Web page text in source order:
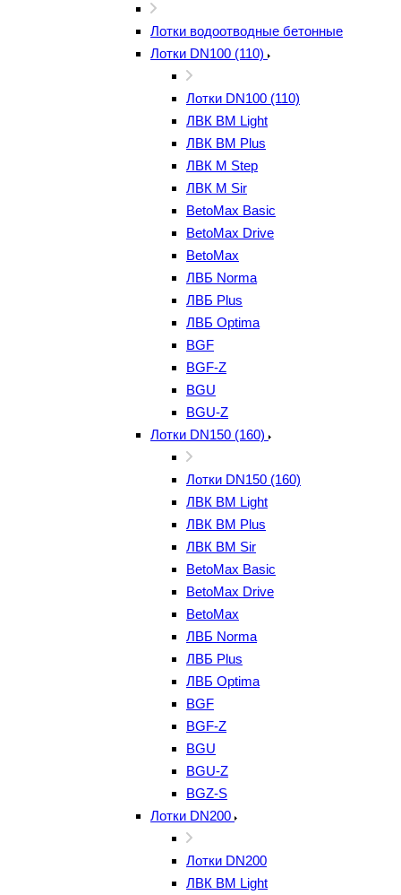
Лотки водоотводные бетонные
Лотки DN100 (110)
Лотки DN100 (110)
ЛВК ВМ Light
ЛВК ВМ Plus
ЛВК М Step
ЛВК М Sir
BetoMax Basic
BetoMax Drive
BetoMax
ЛВБ Norma
ЛВБ Plus
ЛВБ Optima
BGF
BGF-Z
BGU
BGU-Z
Лотки DN150 (160)
Лотки DN150 (160)
ЛВК ВМ Light
ЛВК ВМ Plus
ЛВК ВМ Sir
BetoMax Basic
BetoMax Drive
BetoMax
ЛВБ Norma
ЛВБ Plus
ЛВБ Optima
BGF
BGF-Z
BGU
BGU-Z
BGZ-S
Лотки DN200
Лотки DN200
ЛВК ВМ Light